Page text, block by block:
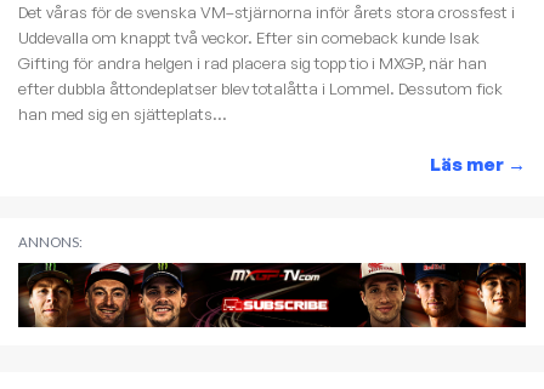
Det våras för de svenska VM–stjärnorna inför årets stora crossfest i
Uddevalla om knappt två veckor. Efter sin comeback kunde Isak
Gifting för andra helgen i rad placera sig topp tio i MXGP, när han
efter dubbla åttondeplatser blev totalåtta i Lommel. Dessutom fick
han med sig en sjätteplats...
Läs mer →
ANNONS: